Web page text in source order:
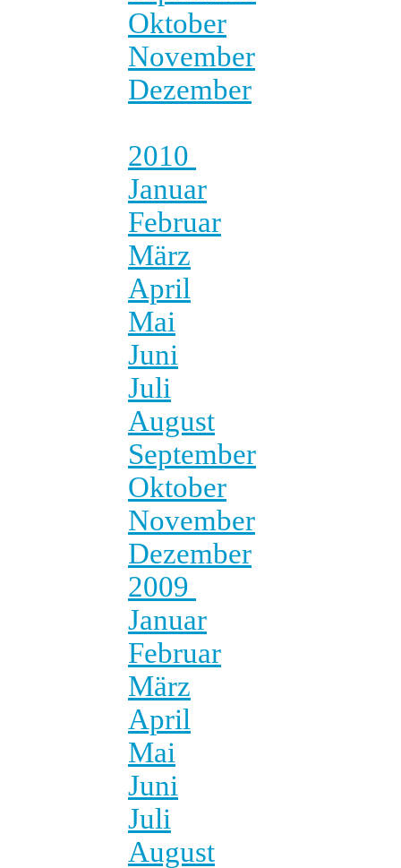
Oktober
November
Dezember
2010
Januar
Februar
März
April
Mai
Juni
Juli
August
September
Oktober
November
Dezember
2009
Januar
Februar
März
April
Mai
Juni
Juli
August